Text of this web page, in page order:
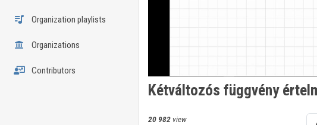
Organization playlists
Organizations
Contributors
Kétváltozós függvény
20 982view